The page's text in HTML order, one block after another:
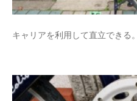
キャリアを利用して直立できる